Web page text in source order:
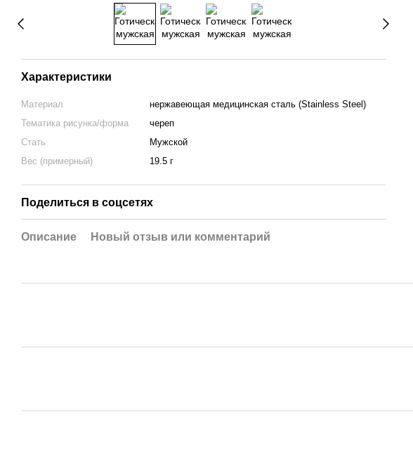
Характеристики
Материал
нержавеющая медицинская сталь (Stainless Steel)
Тематика рисунка/форма
череп
Стать
Мужской
Вес (примерный)
19.5 г
Поделиться в соцсетях
Описание Новый отзыв или комментарий